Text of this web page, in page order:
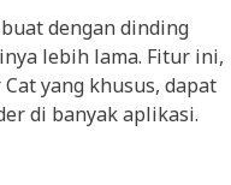
dengan dinding
lebih lama. Fitur ini,
yang khusus, dapat
di banyak aplikasi.